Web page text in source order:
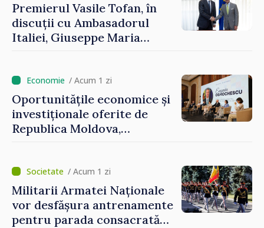
Premierul Vasile Tofan, în
discuții cu Ambasadorul
Italiei, Giuseppe Maria
/ Acum 1 zi
Oportunitățile economice și
investiționale oferite de
Republica Moldova,
Forumul Diasporei
/ Acum 1 zi
Militarii Armatei Naționale
vor desfășura antrenamente
pentru parada consacrată